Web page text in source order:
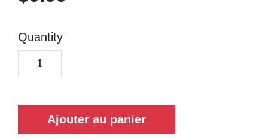
Quantity
Ajouter au panier